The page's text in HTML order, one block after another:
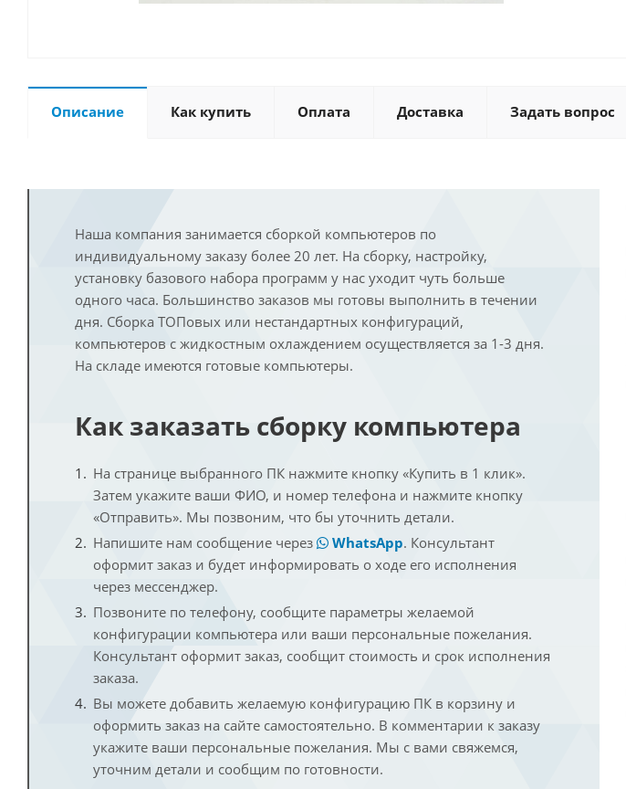
Описание Как купить Оплата Доставка Задать вопрос
Наша компания занимается сборкой компьютеров по
индивидуальному заказу более 20 лет. На сборку, настройку,
установку базового набора программ у нас уходит чуть больше
одного часа. Большинство заказов мы готовы выполнить в течении
дня. Сборка ТОПовых или нестандартных конфигураций,
компьютеров с жидкостным охлаждением осуществляется за 1-3 дня.
На складе имеются готовые компьютеры.
Как заказать сборку компьютера
На странице выбранного ПК нажмите кнопку «Купить в 1 клик».
Затем укажите ваши ФИО, и номер телефона и нажмите кнопку
«Отправить». Мы позвоним, что бы уточнить детали.
Напишите нам сообщение через
WhatsApp. Консультант
оформит заказ и будет информировать о ходе его исполнения
через мессенджер.
Позвоните по телефону, сообщите параметры желаемой
конфигурации компьютера или ваши персональные пожелания.
Консультант оформит заказ, сообщит стоимость и срок исполнения
заказа.
Вы можете добавить желаемую конфигурацию ПК в корзину и
оформить заказ на сайте самостоятельно. В комментарии к заказу
укажите ваши персональные пожелания. Мы с вами свяжемся,
уточним детали и сообщим по готовности.